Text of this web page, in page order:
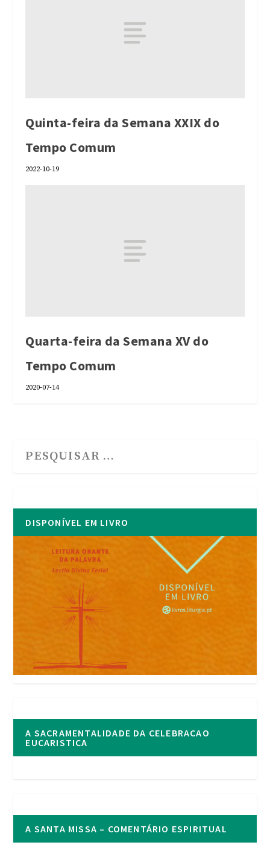
Quinta-feira da Semana XXIX do
Tempo Comum
2022-10-19
Quarta-feira da Semana XV do
Tempo Comum
2020-07-14
DISPONÍVEL EM LIVRO
A SACRAMENTALIDADE DA CELEBRACAO
EUCARISTICA
A SANTA MISSA – COMENTÁRIO ESPIRITUAL